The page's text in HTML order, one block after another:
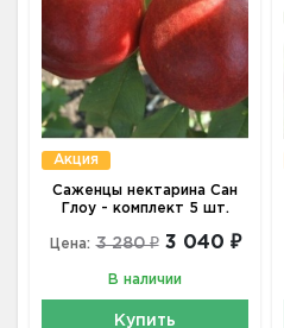
Акция
Саженцы нектарина Сан
Глоу - комплект 5 шт.
Цена: 3 280 ₽ 3 040 ₽
В наличии
Купить